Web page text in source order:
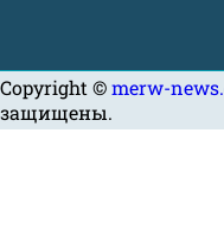
Copyright ©merw-
защищены.